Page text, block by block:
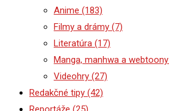
Anime (183)
Filmy a drámy (7)
Literatúra (17)
Manga, manhwa a webtoony
Videohry (27)
Redakčné tipy (42)